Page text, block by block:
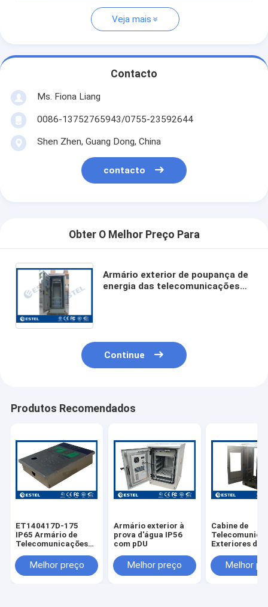
Veja mais
Contacto
Ms. Fiona Liang
0086-13752765943/0755-23592644
Shen Zhen, Guang Dong, China
contacto
Obter O Melhor Preço Para
Armário exterior de poupança de
energia das telecomunicações
Continue
Produtos Recomendados
ET140417D-175
IP65 Armário de
Telecomunicações
Inoxidável Montado
na Parede
Melhor preço
Armário exterior à
prova d'água IP56
com pDU
Melhor preço
Cabine de
Exteriores de
ET7585180A-
Com Duas
Melhor